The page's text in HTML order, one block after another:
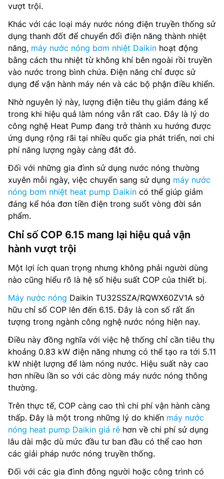
vượt trội.
Khác với các loại máy nước nóng điện truyền thống sử
dụng thanh đốt để chuyển đổi điện năng thành nhiệt
năng, máy nước nóng bơm nhiệt Daikin hoạt động
bằng cách thu nhiệt từ không khí bên ngoài rồi truyền
vào nước trong bình chứa. Điện năng chỉ được sử
dụng để vận hành máy nén và các bộ phận điều khiển.
Nhờ nguyên lý này, lượng điện tiêu thụ giảm đáng kể
trong khi hiệu quả làm nóng vẫn rất cao. Đây là lý do
công nghệ Heat Pump đang trở thành xu hướng được
ứng dụng rộng rãi tại nhiều quốc gia phát triển, nơi chi
phí năng lượng ngày càng đắt đỏ.
Đối với những gia đình sử dụng nước nóng thường
xuyên mỗi ngày, việc chuyển sang sử dụng máy nước
nóng bơm nhiệt heat pump Daikin có thể giúp giảm
đáng kể hóa đơn tiền điện trong suốt vòng đời sản
phẩm.
Chỉ số COP 6.15 mang lại hiệu quả vận
hành vượt trội
Một lợi ích quan trọng nhưng không phải người dùng
nào cũng hiểu rõ là hệ số hiệu suất COP của thiết bị.
Máy nước nóng Daikin TU32SSZA/RQWX60ZV1A sở
hữu chỉ số COP lên đến 6.15. Đây là con số rất ấn
tượng trong ngành công nghệ nước nóng hiện nay.
Điều này đồng nghĩa với việc hệ thống chỉ cần tiêu thụ
khoảng 0.83 kW điện năng nhưng có thể tạo ra tới 5.11
kW nhiệt lượng để làm nóng nước. Hiệu suất này cao
hơn nhiều lần so với các dòng máy nước nóng thông
thường.
Trên thực tế, COP càng cao thì chi phí vận hành càng
thấp. Đây là một trong những lý do khiến máy nước
nóng heat pump Daikin giá rẻ hơn về chi phí sử dụng
lâu dài mặc dù mức đầu tư ban đầu có thể cao hơn
các giải pháp nước nóng truyền thống.
Đối với các gia đình đông người hoặc công trình có